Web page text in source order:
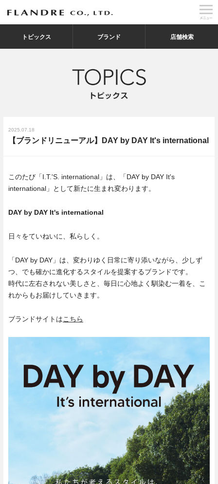
トピックス ブランド 店舗検索
【ブランドリニューアル】DAY by DAY It's international
2025.07.18
このたび「I.T.'S. international」は、「DAY by DAY It's
international」として新たに生まれ変わります。
DAY by DAY It's international
日々をていねいに、私らしく。
「DAY by DAY」は、変わりゆく日常に寄り添いながら、少しず
つ、でも確かに進化するスタイルを提案するブランドです。
時代に左右されない美しさと、毎日に心地よく馴染む一着を、こ
れからもお届けしていきます。
ブランドサイトはこちら